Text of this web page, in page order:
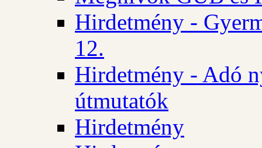
Hirdetmény -
12.
Hirdetmény - Adó
útmutatók
Hirdetmény